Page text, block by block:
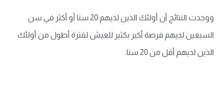
ووجدت النتائج أن أولئك الذين لديهم 20 سنا أو أكثر في سن
السبعين لديهم فرصة أكبر بكثير للعيش لفترة أطول من أولئك
الذين لديهم أقل من 20 سنا.